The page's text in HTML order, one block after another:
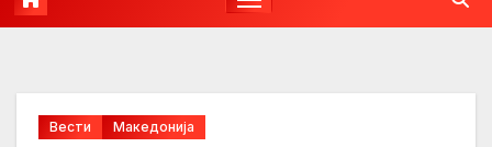
Вести Македонија